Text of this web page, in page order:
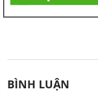
BÌNH LUẬN